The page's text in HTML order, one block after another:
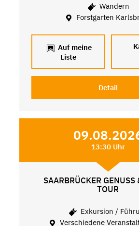
Wandern
Forstgarten
Auf meine
Liste
Detail
13:30 Uhr
SAARBRÜCKER GENUSS
TOUR
Exkursion /
Verschiedene